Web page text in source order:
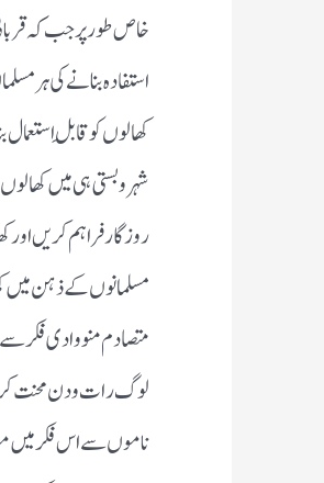
خاص طورپرجب کہ
استفادہ بنانے کی
کھالوں کوقابلِ
شہر وبستی ہی میں
روزگارفراہم کریں
متصادم منووادی فکر
لوگ رات ودن محنت
ناموں سے اس فکرمیں